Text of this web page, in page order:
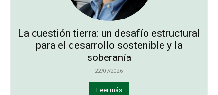
La cuestión tierra: un desafío estructural
para el desarrollo sostenible y la
soberanía
22/07/2026
Leer más